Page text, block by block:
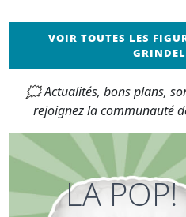
VOIR TOUTES LES
🗯 Actualités, bons plans,
rejoignez la communauté
LA POP!